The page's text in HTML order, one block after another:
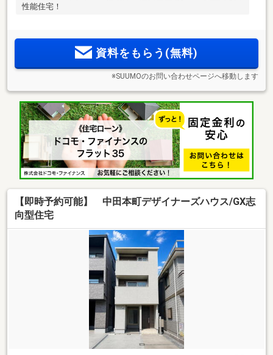
性能住宅！
資料をもらう(無料)
※SUUMOのお問い合わせページへ移動します
【即時予約可能】 中田本町デザイナーズハウス/GX志
向型住宅